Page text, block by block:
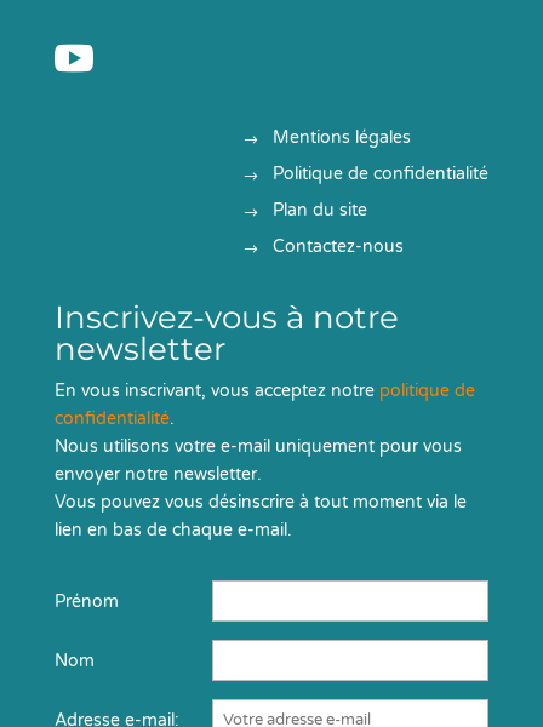

Mentions légales
Politique de confidentialité
Plan du site
Contactez-nous
Inscrivez-vous à notre
newsletter
En vous inscrivant, vous acceptez notre politique de
confidentialité.
Nous utilisons votre e-mail uniquement pour vous
envoyer notre newsletter.
Vous pouvez vous désinscrire à tout moment via le
lien en bas de chaque e-mail.
Prénom
Nom
Adresse e-mail: